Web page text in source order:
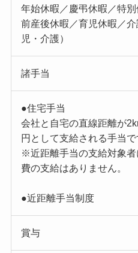
年始休暇／慶弔休暇／特
前産後休暇／育児休暇／
児・介護）
諸手当
●住宅手当
会社と自宅の直線距離が
円として支給される手当で
※近距離手当の支給対象者
費の支給はありません。
●近距離手当制度
賞与